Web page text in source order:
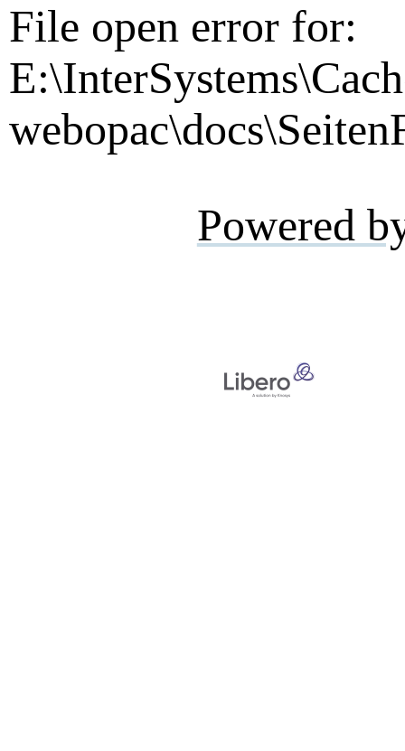
File open error for:
Powered